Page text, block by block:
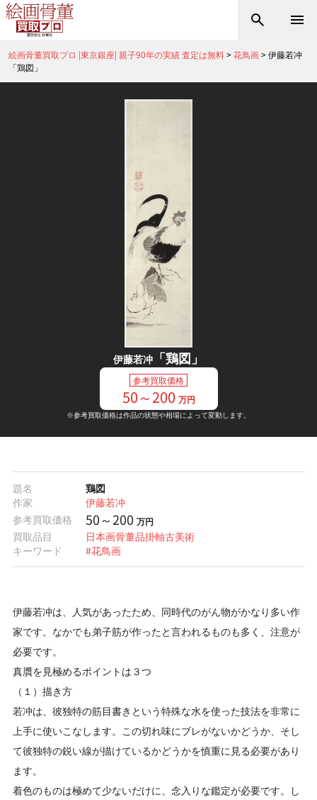
絵画骨董買取プロ |東京銀座| 親子90年の実績 査定は無料>花鳥画>伊藤若冲
「鶏図」
伊藤若冲 「鶏図」
参考買取価格
50～200 万円
※参考買取価格は作品の状態や相場によって変動します。
題名
鶏図
作家
伊藤若冲
参考買取価格
50～200 万円
買取品目 日本画骨董品掛軸古美術
キーワード
#花鳥画
伊藤若冲は、人気があったため、同時代のがん物がかなり多い作
家です。なかでも弟子筋が作ったと言われるものも多く、注意が
必要です。
真贋を見極めるポイントは３つ
（１）描き方
若冲は、彼独特の筋目書きという特殊な水を使った技法を非常に
上手に使いこなします。この切れ味にブレがないかどうか、そし
て彼独特の鋭い線が描けているかどうかを慎重に見る必要があり
ます。
着色のものは極めて少ないだけに、念入りな鑑定が必要です。し